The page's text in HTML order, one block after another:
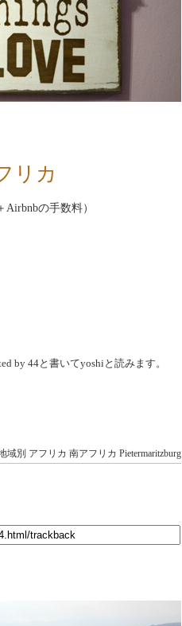
リカ
の手数料）
by 44と書いてyoshiと読みます。
域別 アフリカ 南アフリカ Pietermaritzburg